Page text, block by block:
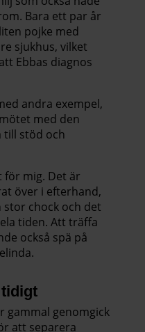
Bara ett par år
pojke med
sjukhus, vilket
Ebbas diagnos
andra exempel,
med den
till stöd och
för mig. Det är
över i efterhand,
stor chock och det
tiden. Att träffa
också spä på
gammal genomgick
att separera